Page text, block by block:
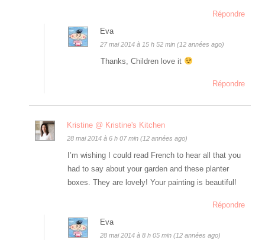
Répondre
Eva
27 mai 2014 à 15 h 52 min (12 années ago)
Thanks, Children love it
Répondre
Kristine @ Kristine's Kitchen
28 mai 2014 à 6 h 07 min (12 années ago)
I’m wishing I could read French to hear all that you
had to say about your garden and these planter
boxes. They are lovely! Your painting is beautiful!
Répondre
Eva
28 mai 2014 à 8 h 05 min (12 années ago)